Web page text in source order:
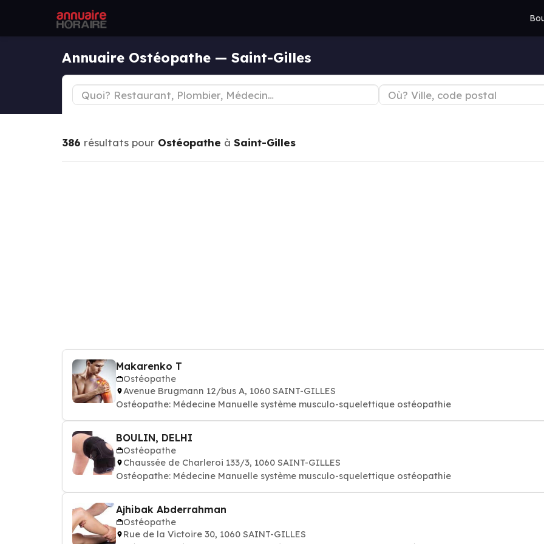
Annuaire Ostéopathe — Saint-Gilles
386 résultats pour Ostéopathe à Saint-Gilles
Makarenko T
Ostéopathe
Avenue Brugmann 12/bus A, 1060 SAINT-GILLES
Ostéopathe: Médecine Manuelle système musculo-squelettique ostéopathie
BOULIN, DELHI
Ostéopathe
Chaussée de Charleroi 133/3, 1060 SAINT-GILLES
Ostéopathe: Médecine Manuelle système musculo-squelettique ostéopathie
Ajhibak Abderrahman
Ostéopathe
Rue de la Victoire 30, 1060 SAINT-GILLES